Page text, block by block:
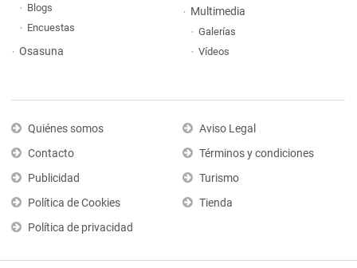
Blogs
Encuestas
Osasuna
Multimedia
Galerías
Vídeos
Quiénes somos
Contacto
Publicidad
Política de Cookies
Política de privacidad
Aviso Legal
Términos y condiciones
Turismo
Tienda